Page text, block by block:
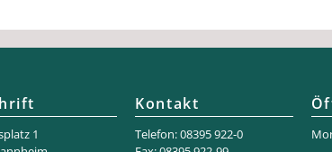
1
Kontakt
Telefon: 08395 922-0